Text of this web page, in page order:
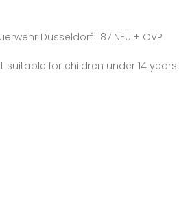
Düsseldorf 1:87 NEU + OVP
suitable for children under 14 years!